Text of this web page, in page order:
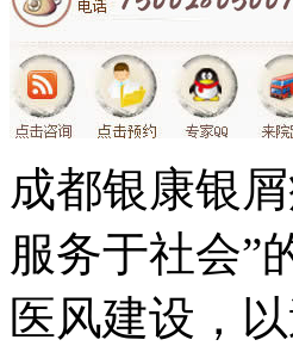
成都银康银
服务于社会”
医风建设，